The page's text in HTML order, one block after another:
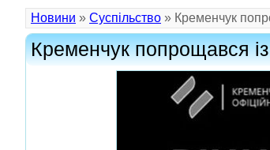
Новини » Суспільство » Кременчук
Кременчук попрощався